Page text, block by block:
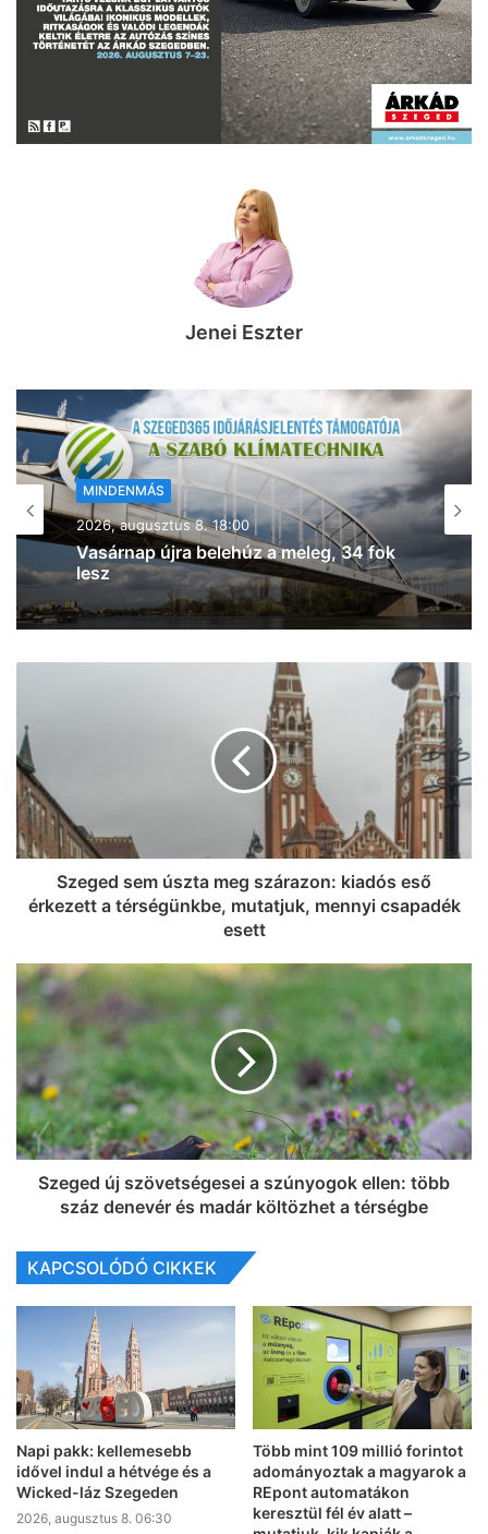
Jenei Eszter
MINDENMÁS
2026, augusztus 8. 17:43
Kigyulladt a tarló Szeged- Baktón –
egyre jobban terjed a tűz (frissítve!)
Szeged sem úszta meg szárazon: kiadós eső
érkezett a térségünkbe, mutatjuk, mennyi csapadék
esett
Szeged új szövetségesei a szúnyogok ellen: több
száz denevér és madár költözhet a térségbe
KAPCSOLÓDÓ CIKKEK
Napi pakk: kellemesebb
idővel indul a hétvége és a
Wicked-láz Szegeden
2026, augusztus 8. 06:30
Több mint 109 millió forintot
adományoztak a magyarok a
REpont automatákon
keresztül fél év alatt –